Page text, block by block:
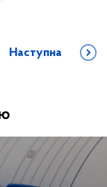
Наступна